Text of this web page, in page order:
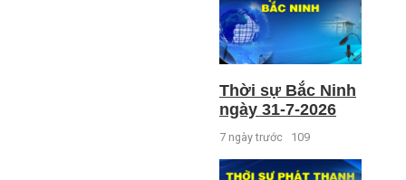
Thời sự Bắc Ninh
ngày 31-7-2026
7 ngày trước 109